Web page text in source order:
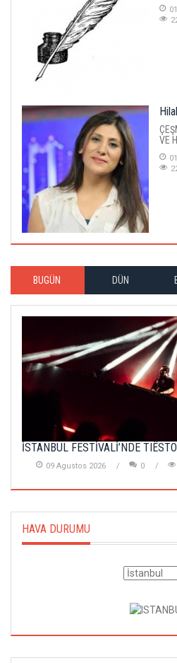
VE
BUGÜN DÜN
İSTANBUL FESTİVALİ’NDE
09 Agustos 2026 0
HAVA DURUMU